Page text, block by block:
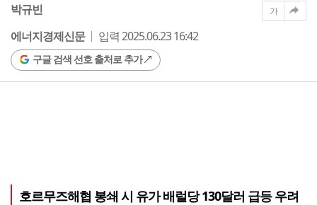
박규빈
에너지경제신문
입력 2025.06.23 16:42
구글 검색 선호 출처로 추가
가
호르무즈해협 봉쇄 시 유가 배럴당 130달러 급등 우려